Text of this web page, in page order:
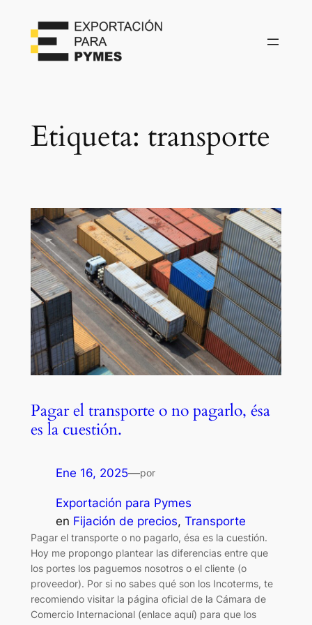
Etiqueta: transporte
Pagar el transporte o no pagarlo, ésa
es la cuestión.
Ene 16, 2025—por
Exportación para Pymes
en Fijación de precios, Transporte
Pagar el transporte o no pagarlo, ésa es la cuestión.
Hoy me propongo plantear las diferencias entre que
los portes los paguemos nosotros o el cliente (o
proveedor). Por si no sabes qué son los Incoterms, te
recomiendo visitar la página oficial de la Cámara de
Comercio Internacional (enlace aquí) para que los